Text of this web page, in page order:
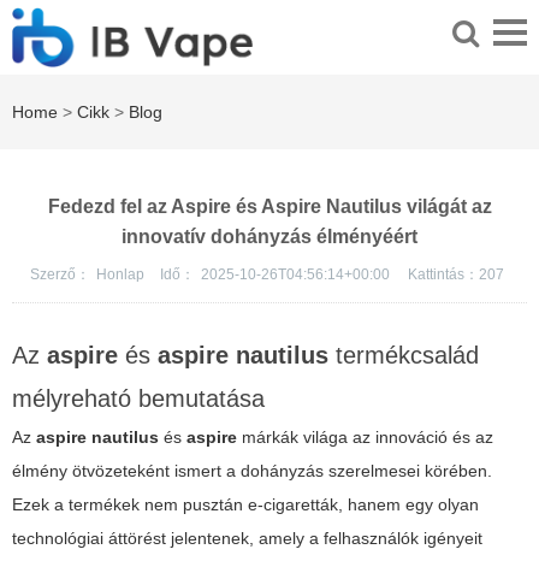
Home > Cikk > Blog
Fedezd fel az Aspire és Aspire Nautilus világát az
innovatív dohányzás élményéért
Szerző： Honlap Idő： 2025-10-26T04:56:14+00:00 Kattintás： 207
Az aspire és aspire nautilus termékcsalád
mélyreható bemutatása
Az aspire nautilus és aspire márkák világa az innováció és az
élmény ötvözeteként ismert a dohányzás szerelmesei körében.
Ezek a termékek nem pusztán e-cigaretták, hanem egy olyan
technológiai áttörést jelentenek, amely a felhasználók igényeit